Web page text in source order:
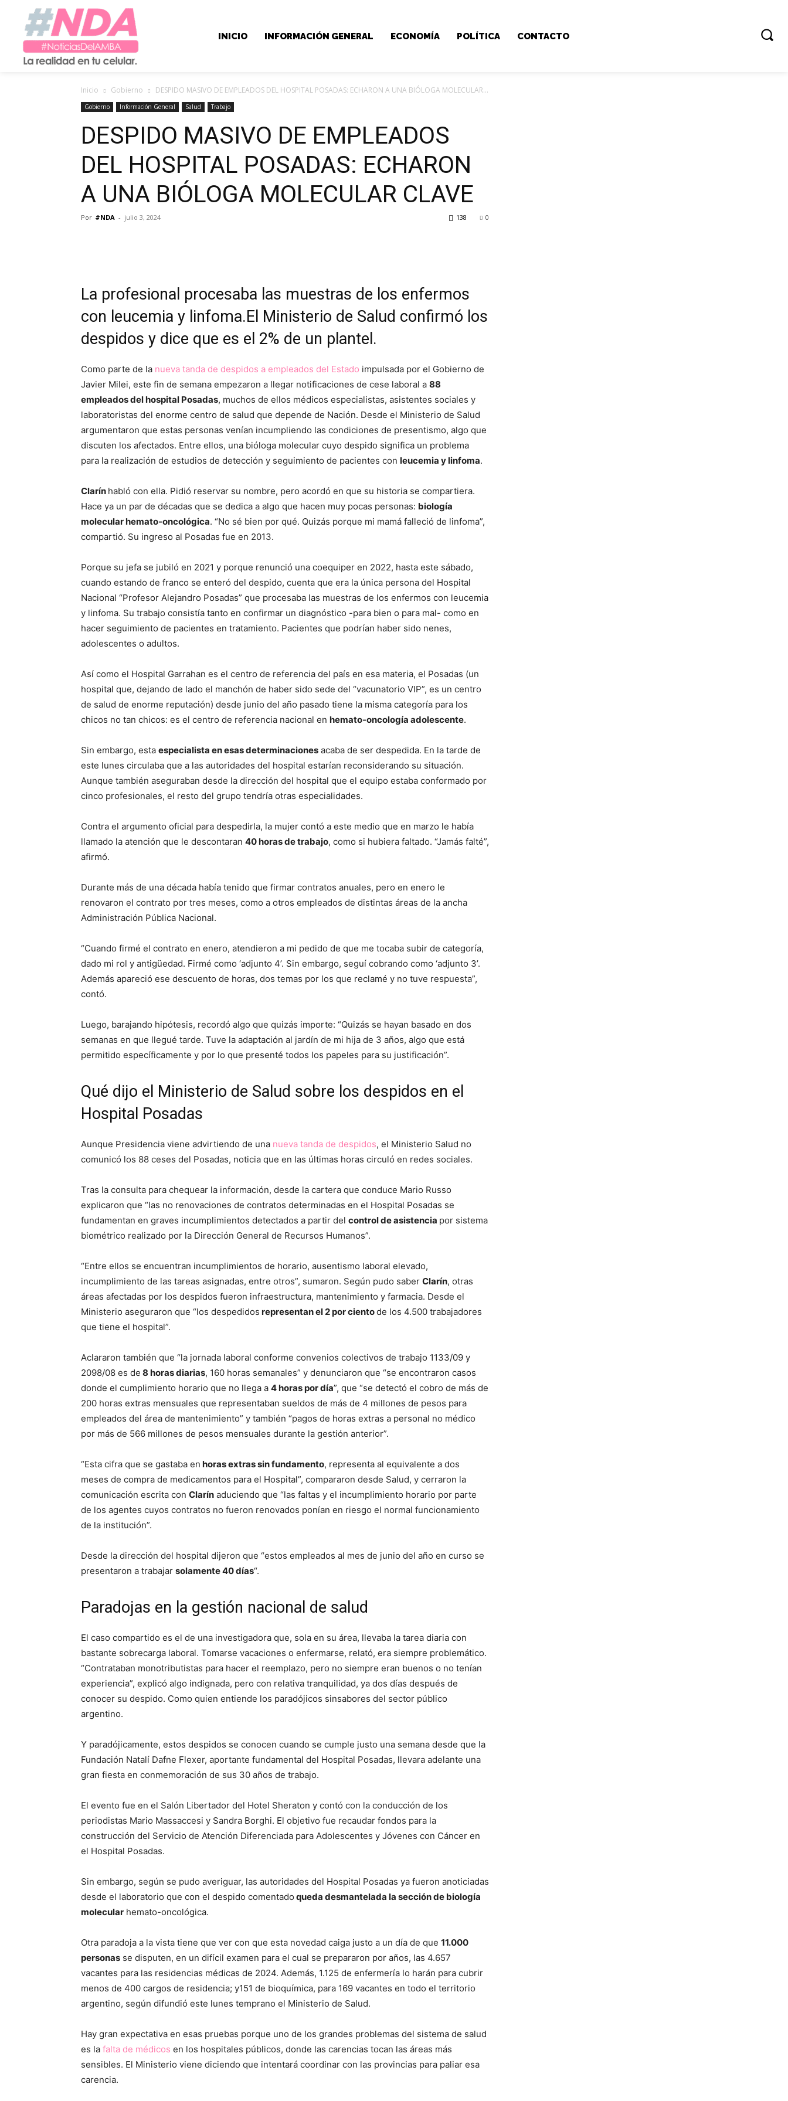
INICIO INFORMACIÓN GENERAL ECONOMÍA POLÍTICA CONTACTO
Inicio Gobierno DESPIDO MASIVO DE EMPLEADOS DEL HOSPITAL POSADAS: ECHARON A UNA BIÓLOGA MOLECULAR...
Gobierno Información General Salud Trabajo
DESPIDO MASIVO DE EMPLEADOS
DEL HOSPITAL POSADAS: ECHARON
A UNA BIÓLOGA MOLECULAR CLAVE
Por #NDA - julio 3, 2024 0
138
La profesional procesaba las muestras de los enfermos
con leucemia y linfoma.El Ministerio de Salud confirmó los
despidos y dice que es el 2% de un plantel.
Como parte de la nueva tanda de despidos a empleados del Estado impulsada por el Gobierno de
Javier Milei, este fin de semana empezaron a llegar notificaciones de cese laboral a 88
empleados del hospital Posadas, muchos de ellos médicos especialistas, asistentes sociales y
laboratoristas del enorme centro de salud que depende de Nación. Desde el Ministerio de Salud
argumentaron que estas personas venían incumpliendo las condiciones de presentismo, algo que
discuten los afectados. Entre ellos, una bióloga molecular cuyo despido significa un problema
para la realización de estudios de detección y seguimiento de pacientes con leucemia y linfoma.
Clarín habló con ella. Pidió reservar su nombre, pero acordó en que su historia se compartiera.
Hace ya un par de décadas que se dedica a algo que hacen muy pocas personas: biología
molecular hemato-oncológica. “No sé bien por qué. Quizás porque mi mamá falleció de linfoma”,
compartió. Su ingreso al Posadas fue en 2013.
Porque su jefa se jubiló en 2021 y porque renunció una coequiper en 2022, hasta este sábado,
cuando estando de franco se enteró del despido, cuenta que era la única persona del Hospital
Nacional “Profesor Alejandro Posadas” que procesaba las muestras de los enfermos con leucemia
y linfoma. Su trabajo consistía tanto en confirmar un diagnóstico -para bien o para mal- como en
hacer seguimiento de pacientes en tratamiento. Pacientes que podrían haber sido nenes,
adolescentes o adultos.
Así como el Hospital Garrahan es el centro de referencia del país en esa materia, el Posadas (un
hospital que, dejando de lado el manchón de haber sido sede del “vacunatorio VIP”, es un centro
de salud de enorme reputación) desde junio del año pasado tiene la misma categoría para los
chicos no tan chicos: es el centro de referencia nacional en hemato-oncología adolescente.
Sin embargo, esta especialista en esas determinaciones acaba de ser despedida. En la tarde de
este lunes circulaba que a las autoridades del hospital estarían reconsiderando su situación.
Aunque también aseguraban desde la dirección del hospital que el equipo estaba conformado por
cinco profesionales, el resto del grupo tendría otras especialidades.
Contra el argumento oficial para despedirla, la mujer contó a este medio que en marzo le había
llamado la atención que le descontaran 40 horas de trabajo, como si hubiera faltado. “Jamás falté”,
afirmó.
Durante más de una década había tenido que firmar contratos anuales, pero en enero le
renovaron el contrato por tres meses, como a otros empleados de distintas áreas de la ancha
Administración Pública Nacional.
“Cuando firmé el contrato en enero, atendieron a mi pedido de que me tocaba subir de categoría,
dado mi rol y antigüedad. Firmé como ‘adjunto 4’. Sin embargo, seguí cobrando como ‘adjunto 3’.
Además apareció ese descuento de horas, dos temas por los que reclamé y no tuve respuesta”,
contó.
Luego, barajando hipótesis, recordó algo que quizás importe: “Quizás se hayan basado en dos
semanas en que llegué tarde. Tuve la adaptación al jardín de mi hija de 3 años, algo que está
permitido específicamente y por lo que presenté todos los papeles para su justificación”.
Qué dijo el Ministerio de Salud sobre los despidos en el
Hospital Posadas
Aunque Presidencia viene advirtiendo de una nueva tanda de despidos, el Ministerio Salud no
comunicó los 88 ceses del Posadas, noticia que en las últimas horas circuló en redes sociales.
Tras la consulta para chequear la información, desde la cartera que conduce Mario Russo
explicaron que “las no renovaciones de contratos determinadas en el Hospital Posadas se
fundamentan en graves incumplimientos detectados a partir del control de asistencia por sistema
biométrico realizado por la Dirección General de Recursos Humanos”.
“Entre ellos se encuentran incumplimientos de horario, ausentismo laboral elevado,
incumplimiento de las tareas asignadas, entre otros”, sumaron. Según pudo saber Clarín, otras
áreas afectadas por los despidos fueron infraestructura, mantenimiento y farmacia. Desde el
Ministerio aseguraron que “los despedidos representan el 2 por cientode los 4.500 trabajadores
que tiene el hospital”.
Aclararon también que “la jornada laboral conforme convenios colectivos de trabajo 1133/09 y
2098/08 es de 8 horas diarias, 160 horas semanales” y denunciaron que “se encontraron casos
donde el cumplimiento horario que no llega a 4 horas por día”, que “se detectó el cobro de más de
200 horas extras mensuales que representaban sueldos de más de 4 millones de pesos para
empleados del área de mantenimiento” y también “pagos de horas extras a personal no médico
por más de 566 millones de pesos mensuales durante la gestión anterior”.
“Esta cifra que se gastaba en horas extras sin fundamento, representa al equivalente a dos
meses de compra de medicamentos para el Hospital”, compararon desde Salud, y cerraron la
comunicación escrita con Clarín aduciendo que “las faltas y el incumplimiento horario por parte
de los agentes cuyos contratos no fueron renovados ponían en riesgo el normal funcionamiento
de la institución”.
Desde la dirección del hospital dijeron que “estos empleados al mes de junio del año en curso se
presentaron a trabajar solamente 40 días“.
Paradojas en la gestión nacional de salud
El caso compartido es el de una investigadora que, sola en su área, llevaba la tarea diaria con
bastante sobrecarga laboral. Tomarse vacaciones o enfermarse, relató, era siempre problemático.
“Contrataban monotributistas para hacer el reemplazo, pero no siempre eran buenos o no tenían
experiencia”, explicó algo indignada, pero con relativa tranquilidad, ya dos días después de
conocer su despido. Como quien entiende los paradójicos sinsabores del sector público
argentino.
Y paradójicamente, estos despidos se conocen cuando se cumple justo una semana desde que la
Fundación Natalí Dafne Flexer, aportante fundamental del Hospital Posadas, llevara adelante una
gran fiesta en conmemoración de sus 30 años de trabajo.
El evento fue en el Salón Libertador del Hotel Sheraton y contó con la conducción de los
periodistas Mario Massaccesi y Sandra Borghi. El objetivo fue recaudar fondos para la
construcción del Servicio de Atención Diferenciada para Adolescentes y Jóvenes con Cáncer en
el Hospital Posadas.
Sin embargo, según se pudo averiguar, las autoridades del Hospital Posadas ya fueron anoticiadas
desde el laboratorio que con el despido comentado queda desmantelada la sección de biología
molecular hemato-oncológica.
Otra paradoja a la vista tiene que ver con que esta novedad caiga justo a un día de que 11.000
personas se disputen, en un difícil examen para el cual se prepararon por años, las 4.657
vacantes para las residencias médicas de 2024. Además, 1.125 de enfermería lo harán para cubrir
menos de 400 cargos de residencia; y151 de bioquímica, para 169 vacantes en todo el territorio
argentino, según difundió este lunes temprano el Ministerio de Salud.
Hay gran expectativa en esas pruebas porque uno de los grandes problemas del sistema de salud
es la falta de médicos en los hospitales públicos, donde las carencias tocan las áreas más
sensibles. El Ministerio viene diciendo que intentará coordinar con las provincias para paliar esa
carencia.